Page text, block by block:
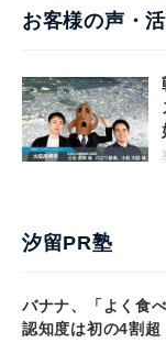
お客様の声・
汐留PR塾
バナナ、「よく食
認知度は初の4割